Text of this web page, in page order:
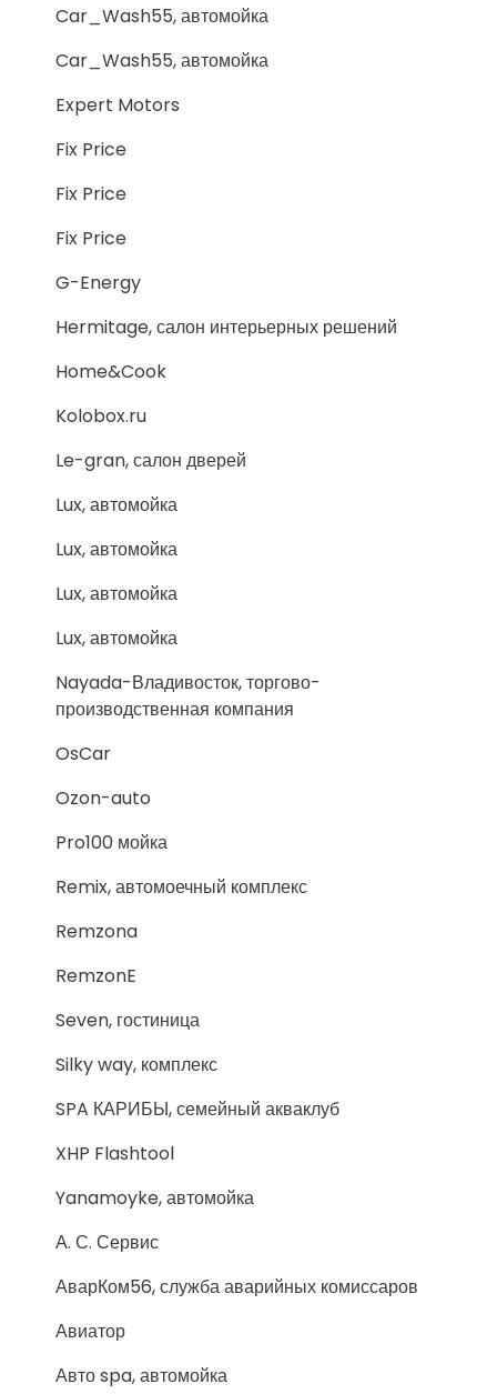
Car_Wash55, автомойка
Car_Wash55, автомойка
Expert Motors
Fix Price
Fix Price
Fix Price
G-Energy
Hermitage, салон интерьерных решений
Home&Cook
Kolobox.ru
Le-gran, салон дверей
Lux, автомойка
Lux, автомойка
Lux, автомойка
Lux, автомойка
Nayada-Владивосток, торгово-
производственная компания
OsCar
Ozon-auto
Pro100 мойка
Remix, автомоечный комплекс
Remzona
RemzonE
Seven, гостиница
Silky way, комплекс
SPA КАРИБЫ, семейный акваклуб
XHP Flashtool
Yanamoyke, автомойка
А. С. Сервис
АварКом56, служба аварийных комиссаров
Авиатор
Авто spa, автомойка